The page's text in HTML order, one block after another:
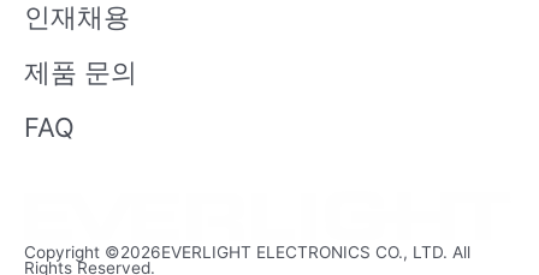
인재채용
제품 문의
FAQ
Copyright ©2026EVERLIGHT ELECTRONICS CO., LTD. All
Rights Reserved.